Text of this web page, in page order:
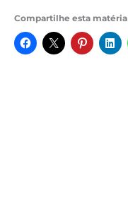
Compartilhe esta matéria